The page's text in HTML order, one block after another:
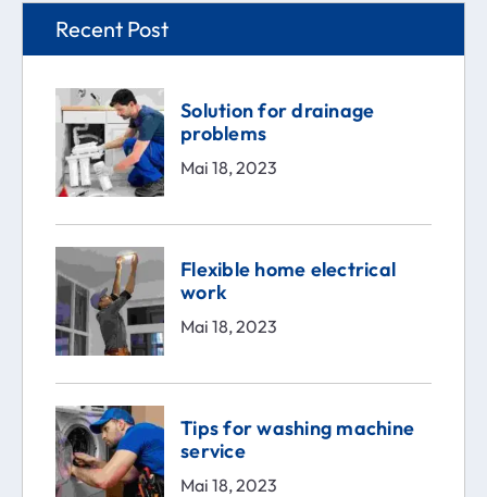
Recent Post
Solution for drainage
problems
Mai 18, 2023
Flexible home electrical
work
Mai 18, 2023
Tips for washing machine
service
Mai 18, 2023